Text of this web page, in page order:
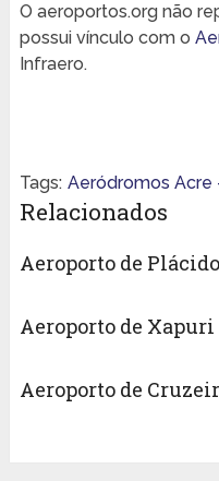
O aeroportos.org não
possui vínculo com o
Infraero.
Tags: Aeródromos Acre
Relacionados
Aeroporto de
Aeroporto de Xapuri
Aeroporto de